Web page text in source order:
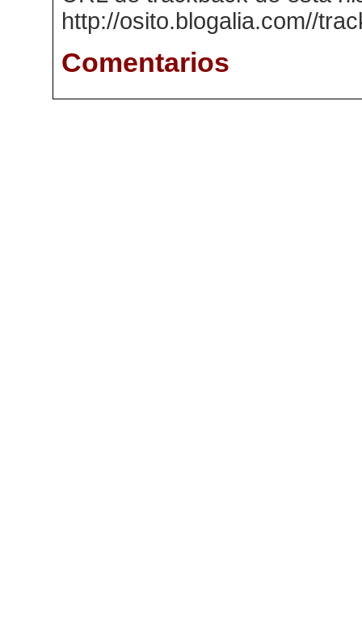
http://osito.blogalia.com//
Comentarios